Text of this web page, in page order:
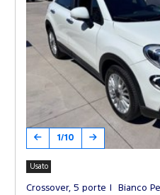
1/10
Usato
Crossover, 5 porte
Bianco